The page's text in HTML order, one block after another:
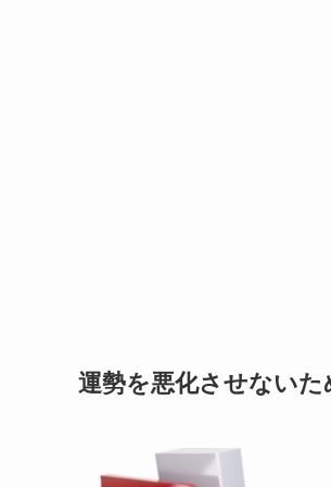
運勢を悪化させない